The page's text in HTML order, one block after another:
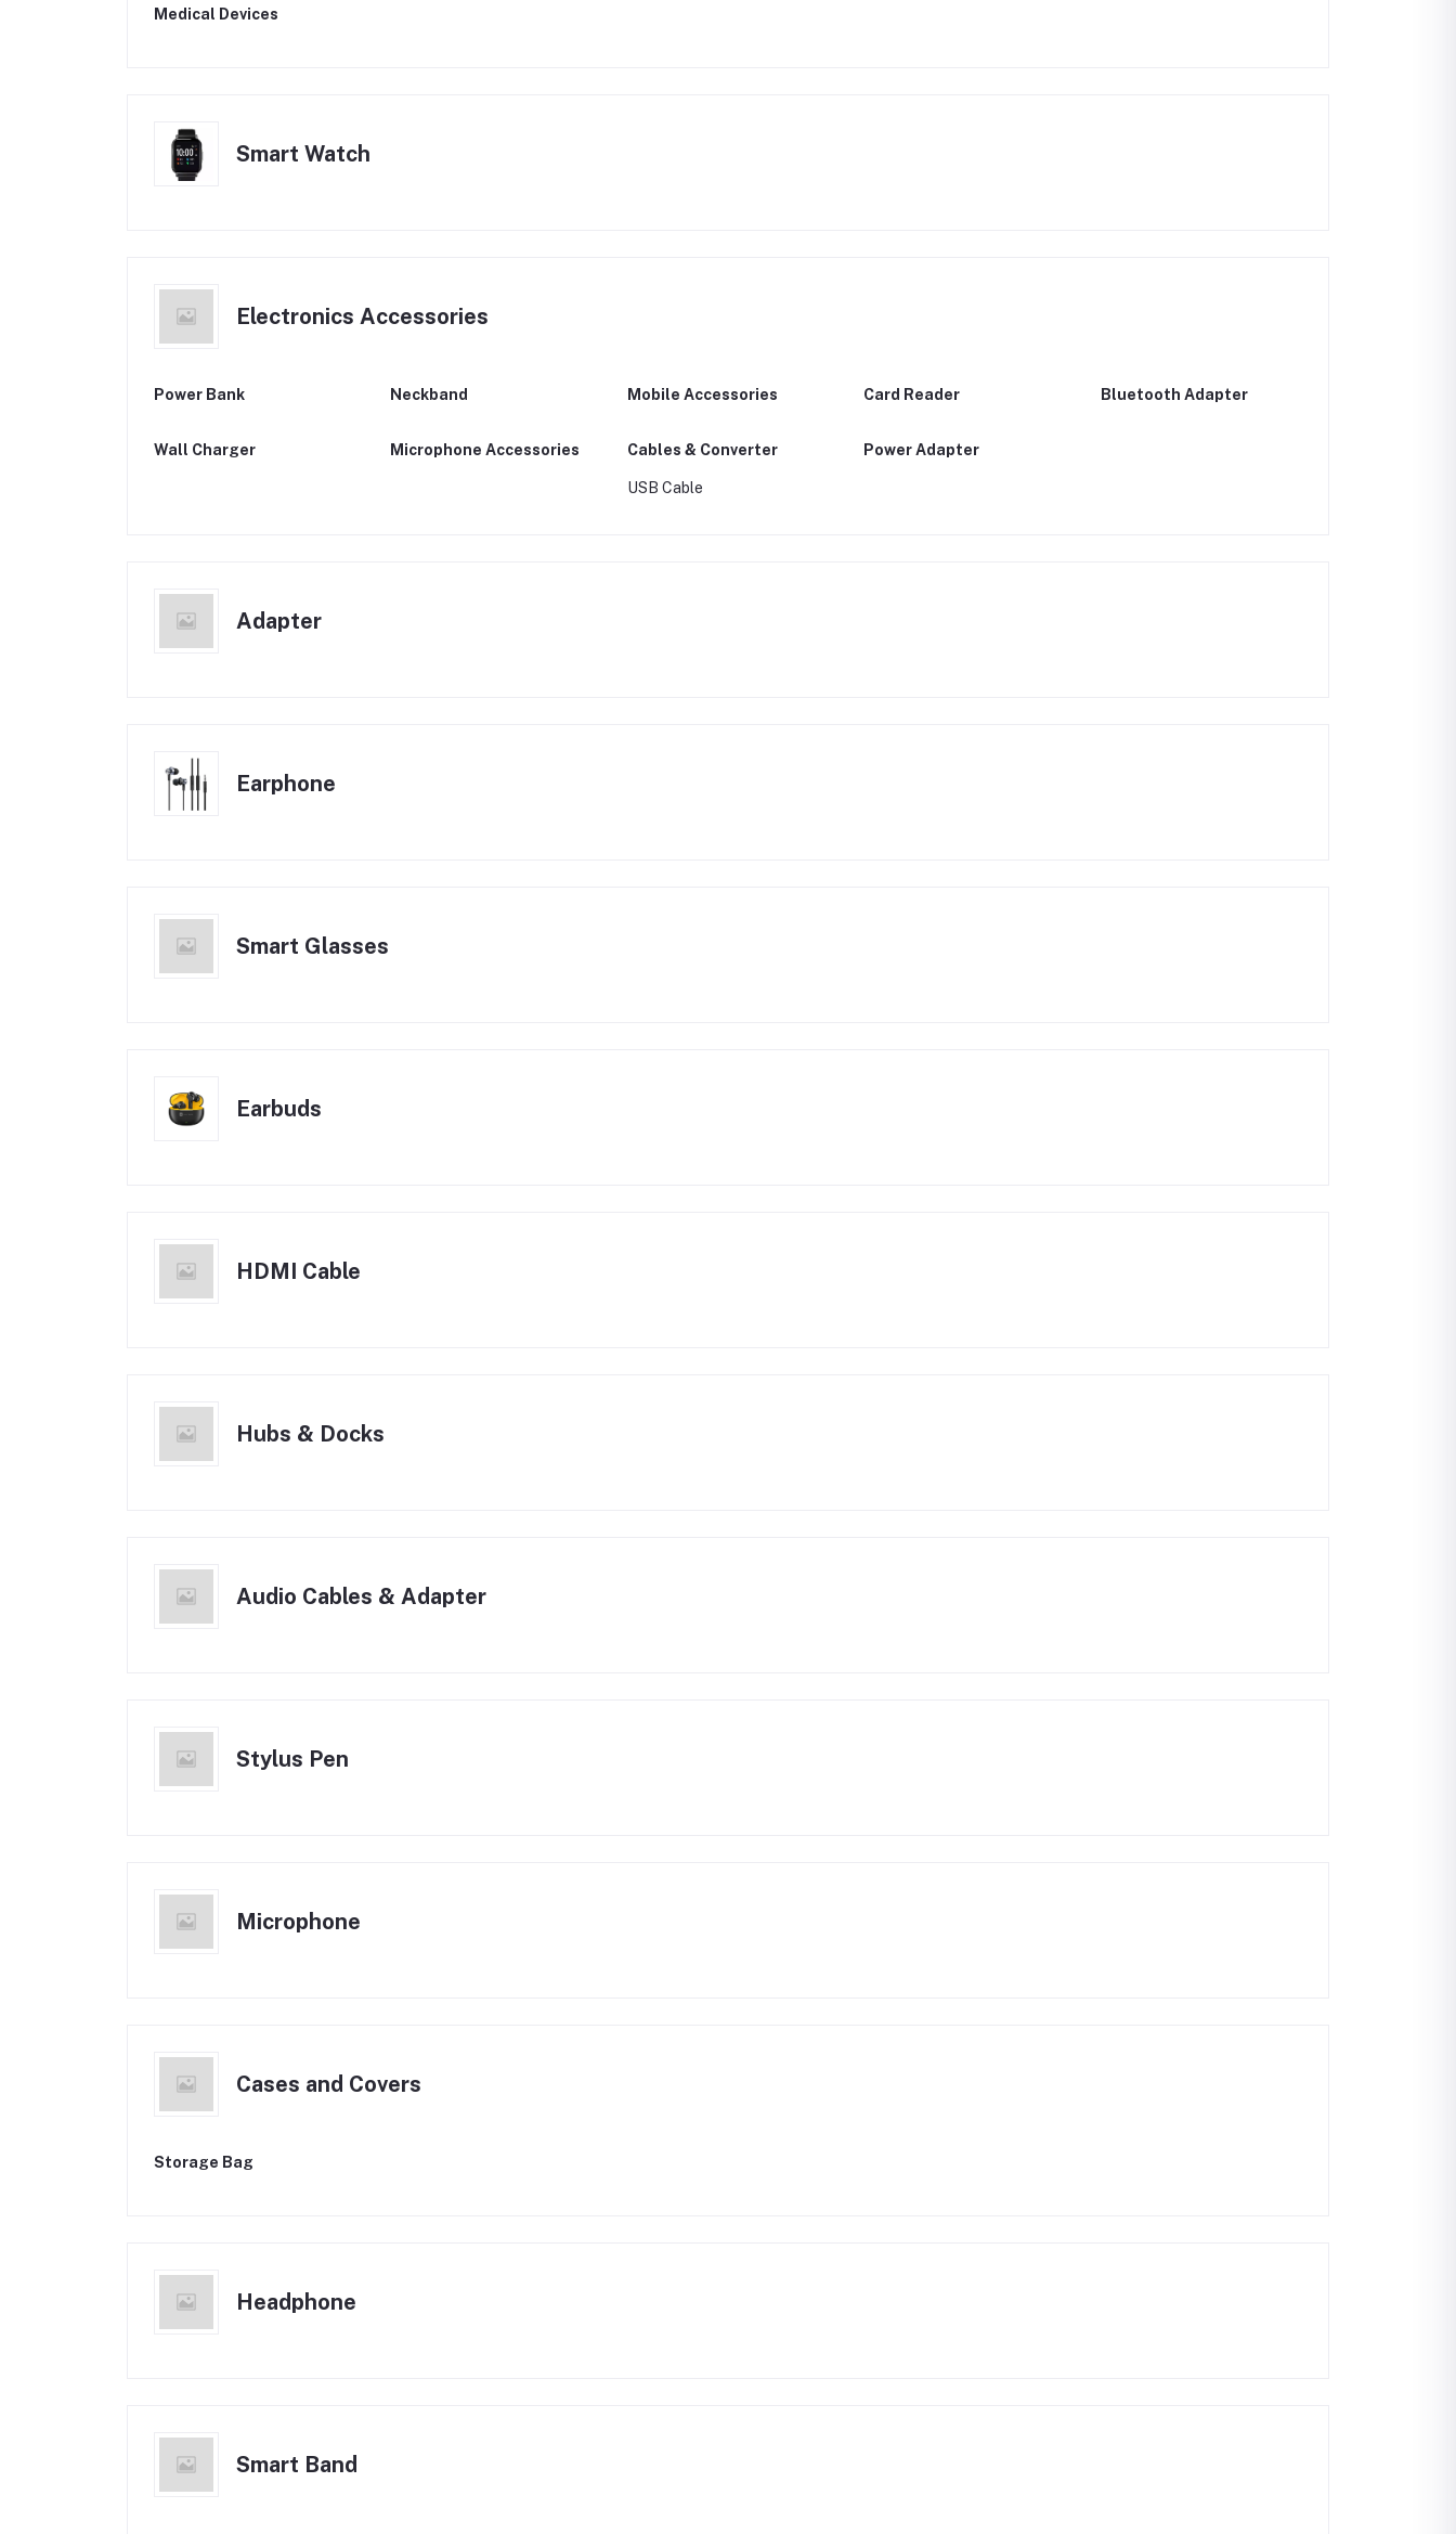
Medical Devices
Smart Watch
Electronics Accessories
Power Bank Neckband Mobile Accessories Card Reader Bluetooth Adapter
Wall Charger Microphone Accessories Cables & Converter
USB Cable
Power Adapter
Adapter
Earphone
Smart Glasses
Earbuds
HDMI Cable
Hubs & Docks
Audio Cables & Adapter
Stylus Pen
Microphone
Cases and Covers
Storage Bag
Headphone
Smart Band